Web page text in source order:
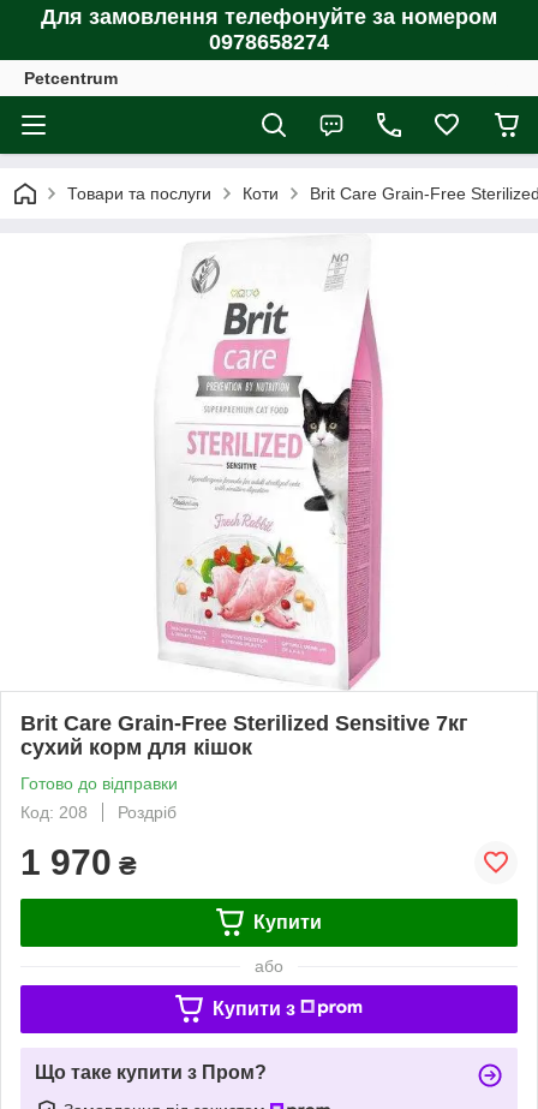
Для замовлення телефонуйте за номером
0978658274
Petcentrum
Товари та послуги Коти Brit Care Grain-Free
Brit Care Grain-Free Sterilized Sensitive 7кг
сухий корм для кішок
Готово до відправки
Код: 208
Роздріб
1 970 ₴
Купити
або
Купити з
Що таке купити з Пром?